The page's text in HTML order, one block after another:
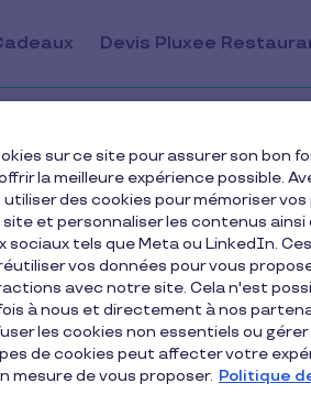
Devis Pluxee
vous
la page pour choisir le sujet qui
ma Carte Pluxee Restaurant ?
Carte Pluxee Restaurant ?
sur ce site pour assurer son bon
la meilleure expérience possible.
des cookies pour mémoriser
et personnaliser les contenus ainsi
sociaux tels que Meta ou LinkedIn.
vos données pour vous
avec notre site. Cela n'est
à nous et directement à nos
les cookies non essentiels ou
de cookies peut affecter votre
mesure de vous proposer. Politique